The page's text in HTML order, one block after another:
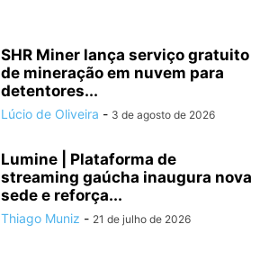
SHR Miner lança serviço gratuito
de mineração em nuvem para
detentores...
Lúcio de Oliveira - 3 de agosto de 2026
Lumine | Plataforma de
streaming gaúcha inaugura nova
sede e reforça...
Thiago Muniz - 21 de julho de 2026